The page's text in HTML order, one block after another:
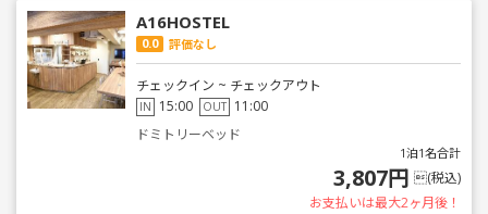
A16HOSTEL
0.0 評価なし
チェックイン ~ チェックアウト
IN 15:00 OUT 11:00
ドミトリーベッド
1泊1名合計
3,807円 (税込)
お支払いは最大2ヶ月後！